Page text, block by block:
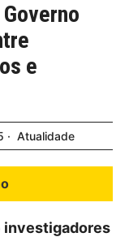
e
Atualidade
investigadores